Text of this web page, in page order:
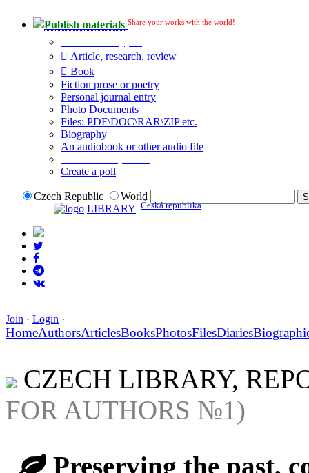
Publish materials Share your works with the world!
Article, research, review
Book
Fiction prose or poetry
Personal journal entry
Photo Documents
Files: PDF\DOC\RAR\ZIP etc.
Biography
An audiobook or other audio file
Create a poll
Czech Republic
World
LIBRARY Česká republika
Join · Login ·
HomeAuthorsArticlesBooksPhotosFilesDiaries
CZECH LIBRARY,
FOR AUTHORS №1)
Preserving the past,